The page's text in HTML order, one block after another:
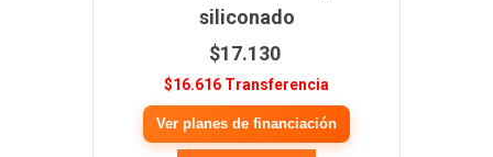
siliconado
$17.130
$16.616 Transferencia
Ver planes de financiación